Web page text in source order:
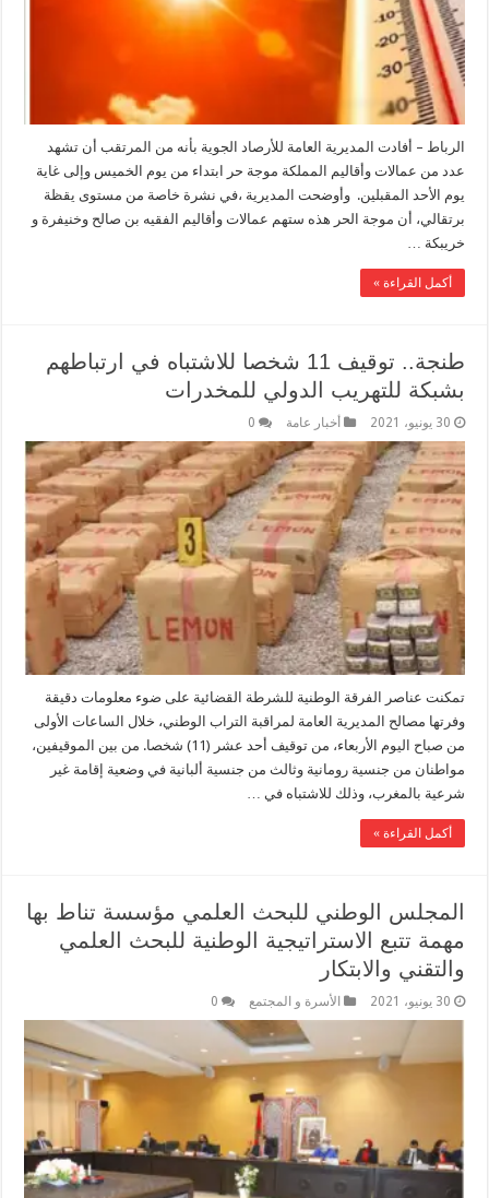
الرباط – أفادت المديرية العامة للأرصاد الجوية بأنه من المرتقب أن تشهد
عدد من عمالات وأقاليم المملكة موجة حر ابتداء من يوم الخميس وإلى غاية
يوم الأحد المقبلين. وأوضحت المديرية ،في نشرة خاصة من مستوى يقظة
برتقالي، أن موجة الحر هذه ستهم عمالات وأقاليم الفقيه بن صالح وخنيفرة و
خريبكة …
أكمل القراءة »
طنجة.. توقيف 11 شخصا للاشتباه في ارتباطهم
بشبكة للتهريب الدولي للمخدرات
30 يونيو، 2021 أخبار عامة 0
تمكنت عناصر الفرقة الوطنية للشرطة القضائية على ضوء معلومات دقيقة
وفرتها مصالح المديرية العامة لمراقبة التراب الوطني، خلال الساعات الأولى
من صباح اليوم الأربعاء، من توقيف أحد عشر (11) شخصا. من بين الموقيفين،
مواطنان من جنسية رومانية وثالث من جنسية ألبانية في وضعية إقامة غير
شرعية بالمغرب، وذلك للاشتباه في …
أكمل القراءة »
المجلس الوطني للبحث العلمي مؤسسة تناط بها
مهمة تتبع الاستراتيجية الوطنية للبحث العلمي
والتقني والابتكار
30 يونيو، 2021 الأسرة و المجتمع 0